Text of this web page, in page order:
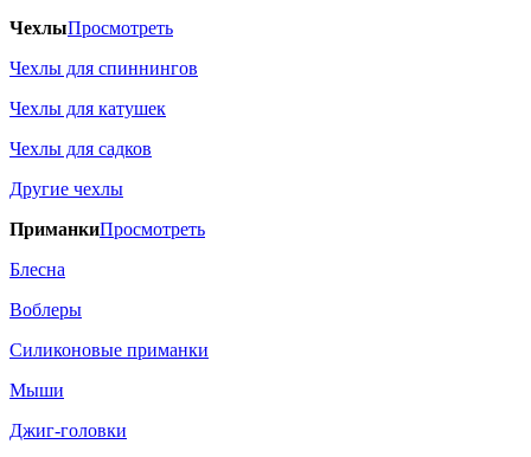
ЧехлыПросмотреть
Чехлы для спиннингов
Чехлы для катушек
Чехлы для садков
Другие чехлы
ПриманкиПросмотреть
Блесна
Воблеры
Силиконовые приманки
Мыши
Джиг-головки